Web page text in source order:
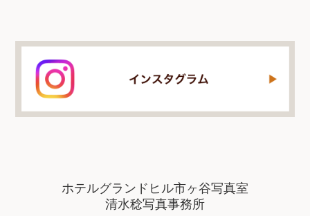
ホテルグランドヒル市ヶ谷写真室
清水稔写真事務所